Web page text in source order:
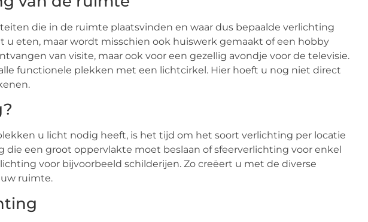
die in de ruimte plaatsvinden en waar dus bepaalde verlichting
u eten, maar wordt misschien ook huiswerk gemaakt of een hobby
van visite, maar ook voor een gezellig avondje voor de televisie.
functionele plekken met een lichtcirkel. Hier hoeft u nog niet direct
u licht nodig heeft, is het tijd om het soort verlichting per locatie
die een groot oppervlakte moet beslaan of sfeerverlichting voor enkel
voor bijvoorbeeld schilderijen. Zo creëert u met de diverse
ruimte.